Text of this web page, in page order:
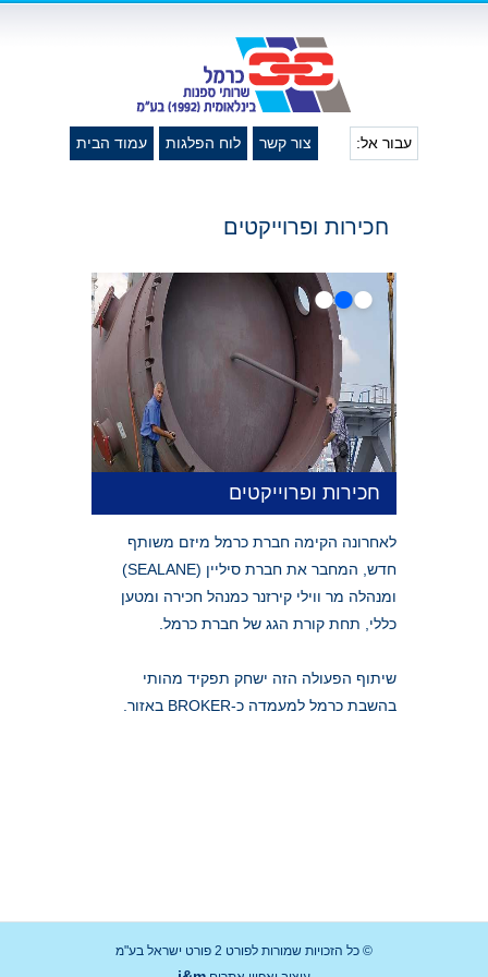
עבור אל: עמוד הבית לוח הפלגות צור קשר
חכירות ופרוייקטים
חכירות ופרוייקטים
•
•
•
לאחרונה הקימה חברת כרמל מיזם משותף
חדש, המחבר את חברת סיליין (SEALANE)
ומנהלה מר ווילי קירזנר כמנהל חכירה ומטען
כללי, תחת קורת הגג של חברת כרמל.
שיתוף הפעולה הזה ישחק תפקיד מהותי
בהשבת כרמל למעמדה כ-BROKER באזור.
© כל הזכויות שמורות לפורט 2 פורט ישראל בע"מ